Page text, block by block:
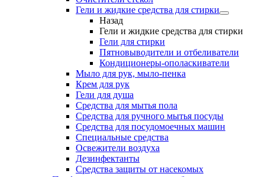
Гели и жидкие средства для стирки
Назад
Гели и жидкие средства для стирки
Гели для стирки
Пятновыводители и отбеливатели
Кондиционеры-ополаскиватели
Мыло для рук, мыло-пенка
Крем для рук
Гели для душа
Средства для мытья пола
Средства для ручного мытья посуды
Средства для посудомоечных машин
Специальные средства
Освежители воздуха
Дезинфектанты
Средства защиты от насекомых